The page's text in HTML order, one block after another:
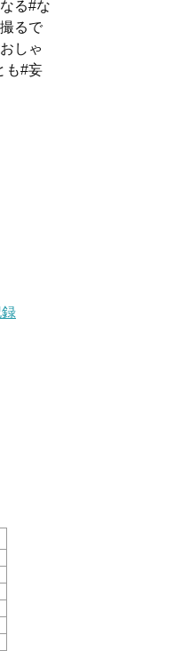
る#な
るで
しゃ
も#妄